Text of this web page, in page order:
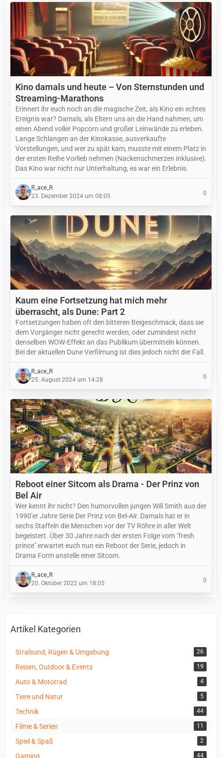
Kino damals und heute – Von Sternstunden und
Streaming-Marathons
Erinnert ihr euch noch an die magische Zeit, als Kino ein echtes
Ereignis war? Damals, als Eltern uns an die Hand nahmen, um
einen Abend voller Popcorn und großer Leinwände zu erleben.
Lange Schlangen an der Kinokasse, ausverkaufte
Vorstellungen, und wer zu spät kam, musste mit einem Platz in
der ersten Reihe Vorlieb nehmen (Nackenschmerzen inklusive).
Das Kino war nicht nur Unterhaltung, es war ein Erlebnis.
R_ace_R
23. Dezember 2024 um 08:05
0
Kaum eine Fortsetzung hat mich mehr
überrascht, als Dune: Part 2
Fortsetzungen haben oft den bitteren Beigeschmack, dass sie
dem Vorgänger nicht gerecht werden, oder zumindest nicht
denselben WOW-Effekt an das Publikum übermitteln können.
Bei der aktuellen Dune Verfilmung ist dies jedoch nicht der Fall.
R_ace_R
25. August 2024 um 14:28
0
Reboot einer Sitcom als Drama - Der Prinz von
Bel Air
Wer kennt ihr nicht? Den humorvollen jungen Will Smith aus der
1990'er Jahre Serie Der Prinz von Bel-Air. Damals hat er in
sechs Staffeln die Menschen vor der TV Röhre in aller Welt
begeistert. Über 30 Jahre nach der ersten Folge vom "fresh
prince" erwartet euch nun ein Reboot der Serie, jedoch in
Drama Form anstelle einer Sitcom.
R_ace_R
20. Oktober 2022 um 18:05
0
Artikel Kategorien
Stralsund, Rügen & Umgebung 26
Reisen, Outdoor & Events 19
Auto & Motorrad 4
Tiere und Natur 5
Technik 44
Filme & Serien 11
Spiel & Spaß 2
Gaming 44